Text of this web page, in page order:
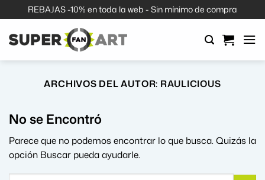
al
contenido
REBAJAS -10% en toda la web - Sin mínimo de compra
ARCHIVOS DEL AUTOR: RAULICIOUS
No se Encontró
Parece que no podemos encontrar lo que busca. Quizás la
opción Buscar pueda ayudarle.